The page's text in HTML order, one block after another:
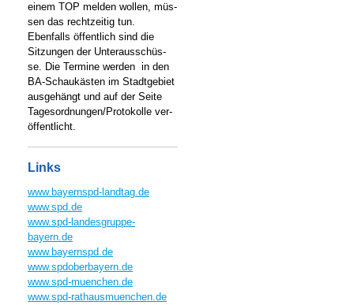
einem TOP melden wollen, müs-
sen das rechtzeitig tun.
Ebenfalls öffentlich sind die
Sitzungen der Unterausschüs-
se. Die Termine werden in den
BA-Schaukästen im Stadtgebiet
ausgehängt und auf der Seite
Tagesordnungen/Protokolle ver-
öffentlicht.
Links
www.bayernspd-landtag.de
www.spd.de
www.spd-landesgruppe-
bayern.de
www.bayernspd.de
www.spdoberbayern.de
www.spd-muenchen.de
www.spd-rathausmuenchen.de